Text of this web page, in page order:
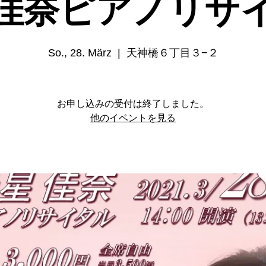
奈ピアノリサ
So., 28. März
  |
天神橋６丁目３−２
お申し込みの受付は終了しました。
他のイベントを見る